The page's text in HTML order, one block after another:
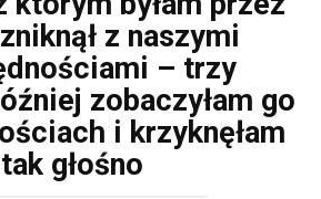
z naszymi
– trzy
zobaczyłam go
i krzyknęłam
tak głośno